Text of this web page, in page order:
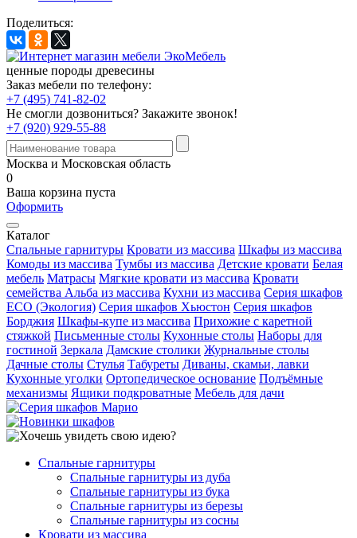
Поделиться:
ценные породы древесины
Заказ мебели по телефону:
+7 (495) 741-82-02
Не смогли дозвониться? Закажите звонок!
+7 (920) 929-55-88
Москва и Московская область
0
Ваша корзина пуста
Оформить
Каталог
Спальные гарнитуры Кровати из массива Шкафы из массива
Комоды из массива Тумбы из массива Детские кровати Белая
мебель Матрасы Мягкие кровати из массива Кровати
семейства Альба из массива Кухни из массива Серия шкафов
ECO (Экология) Серия шкафов Хьюстон Серия шкафов
Борджия Шкафы-купе из массива Прихожие с каретной
стяжкой Письменные столы Кухонные столы Наборы для
гостиной Зеркала Дамские столики Журнальные столы
Дачные столы Стулья Табуреты Диваны, скамьи, лавки
Кухонные уголки Ортопедическое основание Подъёмные
механизмы Ящики подкроватные Мебель для дачи
Спальные гарнитуры
Спальные гарнитуры из дуба
Спальные гарнитуры из бука
Спальные гарнитуры из березы
Спальные гарнитуры из сосны
Кровати из массива